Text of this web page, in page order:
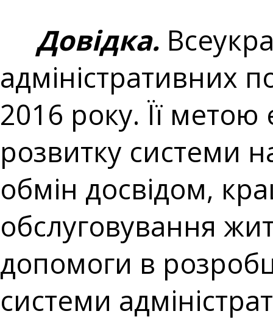
Довідка.
адміністративних
2016 року. Її метою
розвитку системи
обмін досвідом,
обслуговування
допомоги в
системи